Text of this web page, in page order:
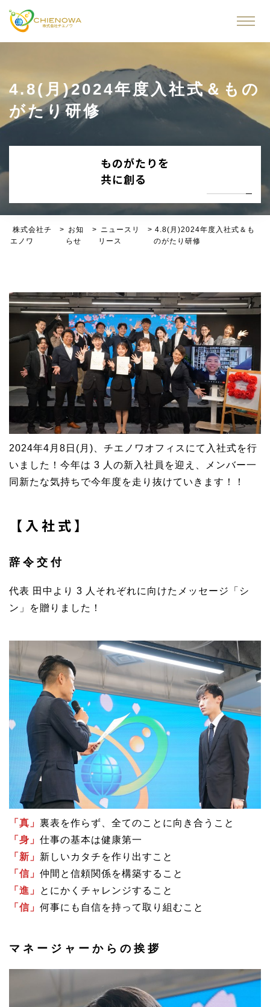
4.8(月)2024年度入社式＆もの
がたり研修
ものがたりを
共に創る
株式会社チ
エノワ
> お知
らせ
> ニュースリ
リース
> 4.8(月)2024年度入社式＆も
のがたり研修
2024年4月8日(月)、チエノワオフィスにて入社式を行
いました！今年は 3 人の新入社員を迎え、メンバー一
同新たな気持ちで今年度を走り抜けていきます！！
【入社式】
辞令交付
代表 田中より 3 人それぞれに向けたメッセージ「シ
ン」を贈りました！
「真」 裏表を作らず、全てのことに向き合うこと
「身」 仕事の基本は健康第一
「新」 新しいカタチを作り出すこと
「信」 仲間と信頼関係を構築すること
「進」
とにかくチャレンジすること
「信」 何事にも自信を持って取り組むこと
マネージャーからの挨拶